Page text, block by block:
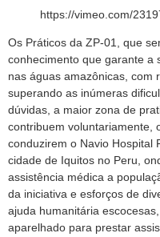
https://vimeo.com/
Os Práticos da ZP-01, que
conhecimento que garante a
nas águas amazônicas, com
superando as inúmeras
dúvidas, a maior zona de
contribuem voluntariamente,
conduzirem o Navio Hospital
cidade de Iquitos no Peru,
assistência médica a
da iniciativa e esforços de
ajuda humanitária
aparelhado para prestar